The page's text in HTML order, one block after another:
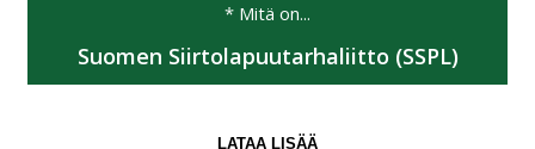
* Mitä on...
Suomen Siirtolapuutarhaliitto (SSPL)
LATAA LISÄÄ